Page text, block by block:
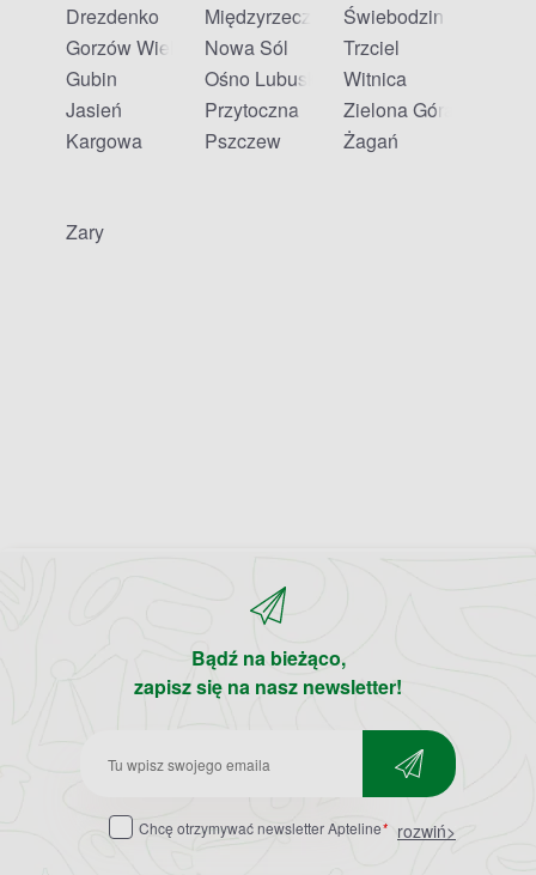
Drezdenko
Gorzów Wielkopolski
Gubin
Jasień
Kargowa
Międzyrzecz
Nowa Sól
Ośno Lubuskie
Przytoczna
Pszczew
Świebodzin
Trzciel
Witnica
Zielona Góra
Żagań
Żary
Bądź na bieżąco,
zapisz się na nasz newsletter!
Zapisz
do
newslettera
Chcę otrzymywać newsletter Apteline* rozwiń>